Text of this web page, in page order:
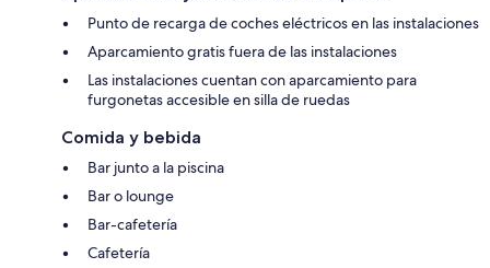
Punto de recarga de coches eléctricos en las instalaciones
Aparcamiento gratis fuera de las instalaciones
Las instalaciones cuentan con aparcamiento para
furgonetas accesible en silla de ruedas
Comida y bebida
Bar junto a la piscina
Bar o lounge
Bar-cafetería
Cafetería